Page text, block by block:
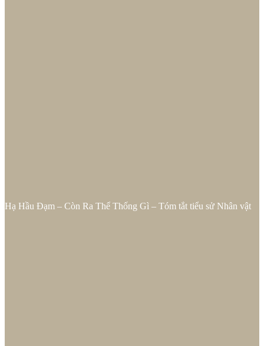
Hạ Hầu Đạm – Còn Ra Thể Thống Gì – Tóm tắt tiểu sử Nhân vật